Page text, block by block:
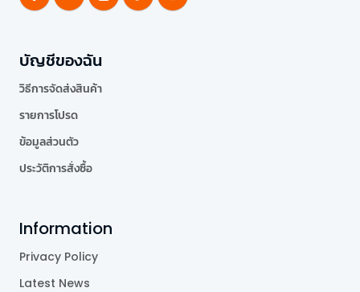
บัญชีของฉัน
วิธีการจัดส่งสินค้า
รายการโปรด
ข้อมูลส่วนตัว
ประวัติการสั่งซื้อ
Information
Privacy Policy
Latest News